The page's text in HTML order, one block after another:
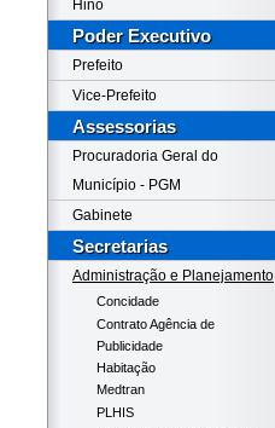
Hino
Poder Executivo
Prefeito
Vice-Prefeito
Assessorias
Procuradoria Geral do
Município - PGM
Gabinete
Secretarias
Administração e Planejamento
Concidade
Contrato Agência de
Publicidade
Habitação
Medtran
PLHIS